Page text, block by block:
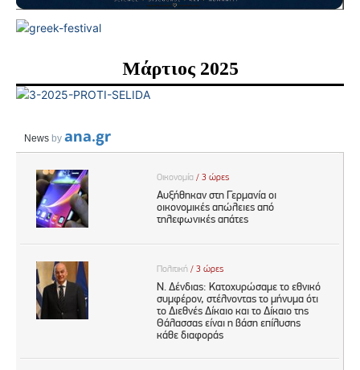
Μάρτιος 2025